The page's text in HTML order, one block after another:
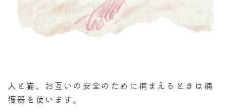
人と猫、お互いの安全のために捕まえるときは捕
獲器を使います。